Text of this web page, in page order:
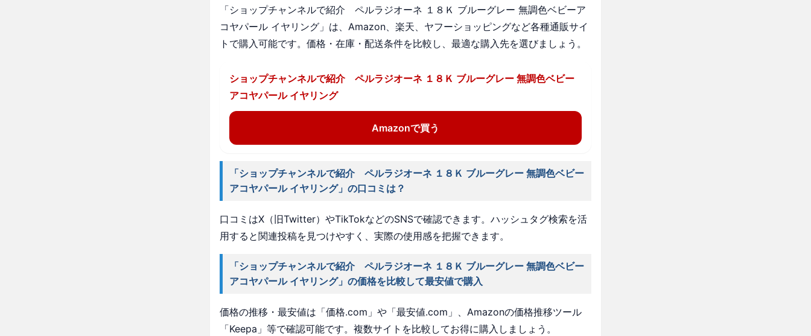
「ショップチャンネルで紹介 ペルラジオーネ １８Ｋ ブルーグレー 無調色ベビーア
コヤパール イヤリング」は、Amazon、楽天、ヤフーショッピングなど各種通販サイ
トで購入可能です。価格・在庫・配送条件を比較し、最適な購入先を選びましょう。
ショップチャンネルで紹介 ペルラジオーネ １８Ｋ ブルーグレー 無調色ベビー
アコヤパール イヤリング
Amazonで買う
「ショップチャンネルで紹介 ペルラジオーネ １８Ｋ ブルーグレー 無調色ベビー
アコヤパール イヤリング」の口コミは？
口コミはX（旧Twitter）やTikTokなどのSNSで確認できます。ハッシュタグ検索を活
用すると関連投稿を見つけやすく、実際の使用感を把握できます。
「ショップチャンネルで紹介 ペルラジオーネ １８Ｋ ブルーグレー 無調色ベビー
アコヤパール イヤリング」の価格を比較して最安値で購入
価格の推移・最安値は「価格.com」や「最安値.com」、Amazonの価格推移ツール
「Keepa」等で確認可能です。複数サイトを比較してお得に購入しましょう。